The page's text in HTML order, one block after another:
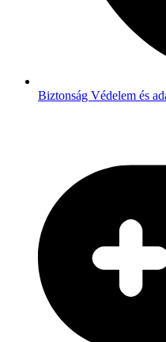
Biztonság Védelem és